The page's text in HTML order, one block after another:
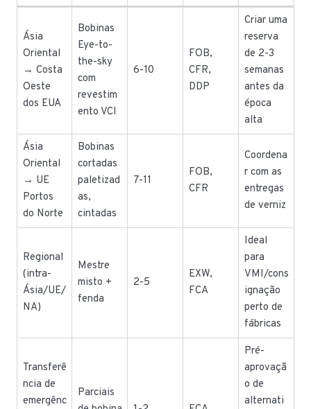
Ásia
Oriental
→ Costa
Oeste
dos EUA
Bobinas
Eye-to-
the-sky
com
revestim
ento VCI
6-10
FOB,
CFR,
DDP
Criar uma
reserva
de 2-3
semanas
antes da
época
alta
Ásia
Oriental
→ UE
Portos
do Norte
Bobinas
cortadas
paletizad
as,
cintadas
7-11
FOB,
CFR
Coordena
r com as
entregas
de verniz
Regional
(intra-
Ásia/UE/
NA)
Mestre
misto +
fenda
2-5
EXW,
FCA
Ideal
para
VMI/cons
ignação
perto de
fábricas
Transferê
ncia de
emergênc
Parciais
Pré-
aprovaçã
o de
alternati